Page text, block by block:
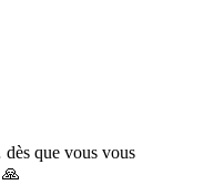
que vous vous